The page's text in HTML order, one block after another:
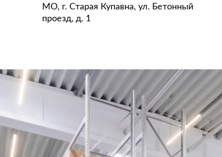
МО, г. Старая Купавна, ул. Бетонный
проезд, д. 1